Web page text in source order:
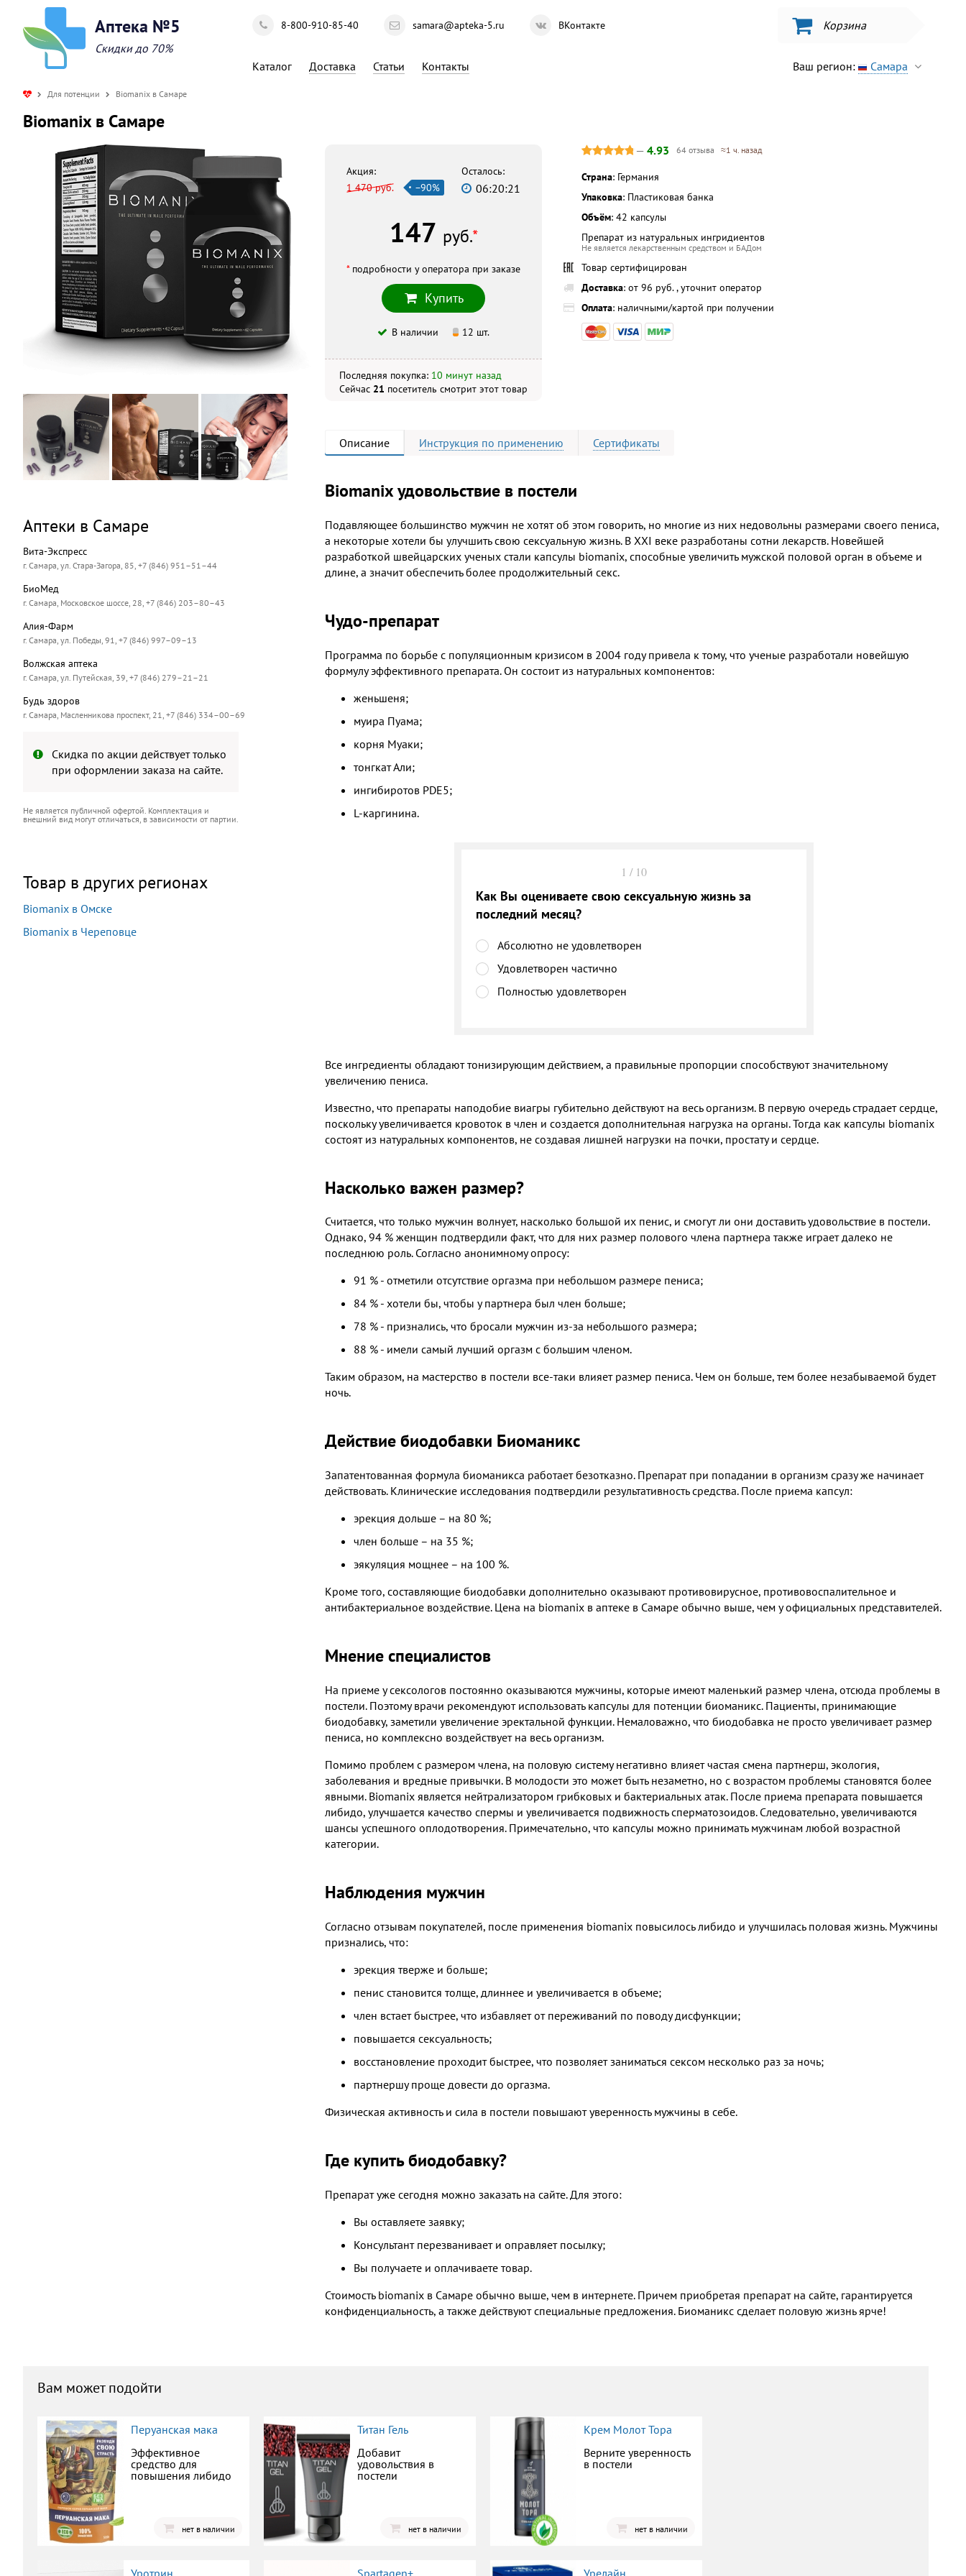
Аптека №5
Скидки до 70%
8-800-910-85-40 samara@apteka-5.ru ВКонтакте Корзина
Каталог Доставка Статьи Контакты Ваш регион: Самара
Для потенции Biomanix в Самаре
Biomanix в Самаре
Аптеки в Самаре
Вита-Экспресс
г. Самара, ул. Стара-Загора, 85, +7 (846) 951–51–44
БиоМед
г. Самара, Московское шоссе, 28, +7 (846) 203–80–43
Алия-Фарм
г. Самара, ул. Победы, 91, +7 (846) 997–09–13
Волжская аптека
г. Самара, ул. Путейская, 39, +7 (846) 279–21–21
Будь здоров
г. Самара, Масленникова проспект, 21, +7 (846) 334–00–69
Скидка по акции действует только
при оформлении заказа на сайте.
Не является публичной офертой. Комплектация и
внешний вид могут отличаться, в зависимости от партии.
Товар в других регионах
Biomanix в Омске
Biomanix в Череповце
Акция:
1 470 руб.
−90%
Осталось:
06:20:20
147 руб.*
*подробности у оператора при заказе
Купить
В наличии 12 шт.
Последняя покупка: 10 минут назад
Сейчас 21 посетитель смотрит этот товар
— 4.93 64 отзыва ≈1 ч. назад
Страна: Германия
Упаковка: Пластиковая банка
Объём: 42 капсулы
Препарат из натуральных ингридиентов
Не является лекарственным средством и БАДом
Товар сертифицирован
Доставка: от 96 руб. , уточнит оператор
Оплата: наличными/картой при получении
Описание Инструкция по применению Сертификаты
Biomanix удовольствие в постели
Подавляющее большинство мужчин не хотят об этом говорить, но многие из них недовольны размерами своего пениса,
а некоторые хотели бы улучшить свою сексуальную жизнь. В XXI веке разработаны сотни лекарств. Новейшей
разработкой швейцарских ученых стали капсулы biomanix, способные увеличить мужской половой орган в объеме и
длине, а значит обеспечить более продолжительный секс.
Чудо-препарат
Программа по борьбе с популяционным кризисом в 2004 году привела к тому, что ученые разработали новейшую
формулу эффективного препарата. Он состоит из натуральных компонентов:
женьшеня;
муира Пуама;
корня Муаки;
тонгкат Али;
ингибиротов PDE5;
L-каргинина.
1 / 10
Как Вы оцениваете свою сексуальную жизнь за
последний месяц?
Абсолютно не удовлетворен
Удовлетворен частично
Полностью удовлетворен
Все ингредиенты обладают тонизирующим действием, а правильные пропорции способствуют значительному
увеличению пениса.
Известно, что препараты наподобие виагры губительно действуют на весь организм. В первую очередь страдает сердце,
поскольку увеличивается кровоток в член и создается дополнительная нагрузка на органы. Тогда как капсулы biomanix
состоят из натуральных компонентов, не создавая лишней нагрузки на почки, простату и сердце.
Насколько важен размер?
Считается, что только мужчин волнует, насколько большой их пенис, и смогут ли они доставить удовольствие в постели.
Однако, 94 % женщин подтвердили факт, что для них размер полового члена партнера также играет далеко не
последнюю роль. Согласно анонимному опросу:
91 % - отметили отсутствие оргазма при небольшом размере пениса;
84 % - хотели бы, чтобы у партнера был член больше;
78 % - признались, что бросали мужчин из-за небольшого размера;
88 % - имели самый лучший оргазм с большим членом.
Таким образом, на мастерство в постели все-таки влияет размер пениса. Чем он больше, тем более незабываемой будет
ночь.
Действие биодобавки Биоманикс
Запатентованная формула биоманикса работает безотказно. Препарат при попадании в организм сразу же начинает
действовать. Клинические исследования подтвердили результативность средства. После приема капсул:
эрекция дольше – на 80 %;
член больше – на 35 %;
эякуляция мощнее – на 100 %.
Кроме того, составляющие биодобавки дополнительно оказывают противовирусное, противовоспалительное и
антибактериальное воздействие. Цена на biomanix в аптеке в Самаре обычно выше, чем у официальных представителей.
Мнение специалистов
На приеме у сексологов постоянно оказываются мужчины, которые имеют маленький размер члена, отсюда проблемы в
постели. Поэтому врачи рекомендуют использовать капсулы для потенции биоманикс. Пациенты, принимающие
биодобавку, заметили увеличение эректальной функции. Немаловажно, что биодобавка не просто увеличивает размер
пениса, но комплексно воздействует на весь организм.
Помимо проблем с размером члена, на половую систему негативно влияет частая смена партнерш, экология,
заболевания и вредные привычки. В молодости это может быть незаметно, но с возрастом проблемы становятся более
явными. Biomanix является нейтрализатором грибковых и бактериальных атак. После приема препарата повышается
либидо, улучшается качество спермы и увеличивается подвижность сперматозоидов. Следовательно, увеличиваются
шансы успешного оплодотворения. Примечательно, что капсулы можно принимать мужчинам любой возрастной
категории.
Наблюдения мужчин
Согласно отзывам покупателей, после применения biomanix повысилось либидо и улучшилась половая жизнь. Мужчины
признались, что:
эрекция тверже и больше;
пенис становится толще, длиннее и увеличивается в объеме;
член встает быстрее, что избавляет от переживаний по поводу дисфункции;
повышается сексуальность;
восстановление проходит быстрее, что позволяет заниматься сексом несколько раз за ночь;
партнершу проще довести до оргазма.
Физическая активность и сила в постели повышают уверенность мужчины в себе.
Где купить биодобавку?
Препарат уже сегодня можно заказать на сайте. Для этого:
Вы оставляете заявку;
Консультант перезванивает и оправляет посылку;
Вы получаете и оплачиваете товар.
Стоимость biomanix в Самаре обычно выше, чем в интернете. Причем приобретая препарат на сайте, гарантируется
конфиденциальность, а также действуют специальные предложения. Биоманикс сделает половую жизнь ярче!
Вам может подойти
Перуанская мака
Эффективное
средство для
повышения либидо
нет в наличии
Титан Гель
Добавит
удовольствия в
постели
нет в наличии
Крем Молот Тора
Верните уверенность
в постели
нет в наличии